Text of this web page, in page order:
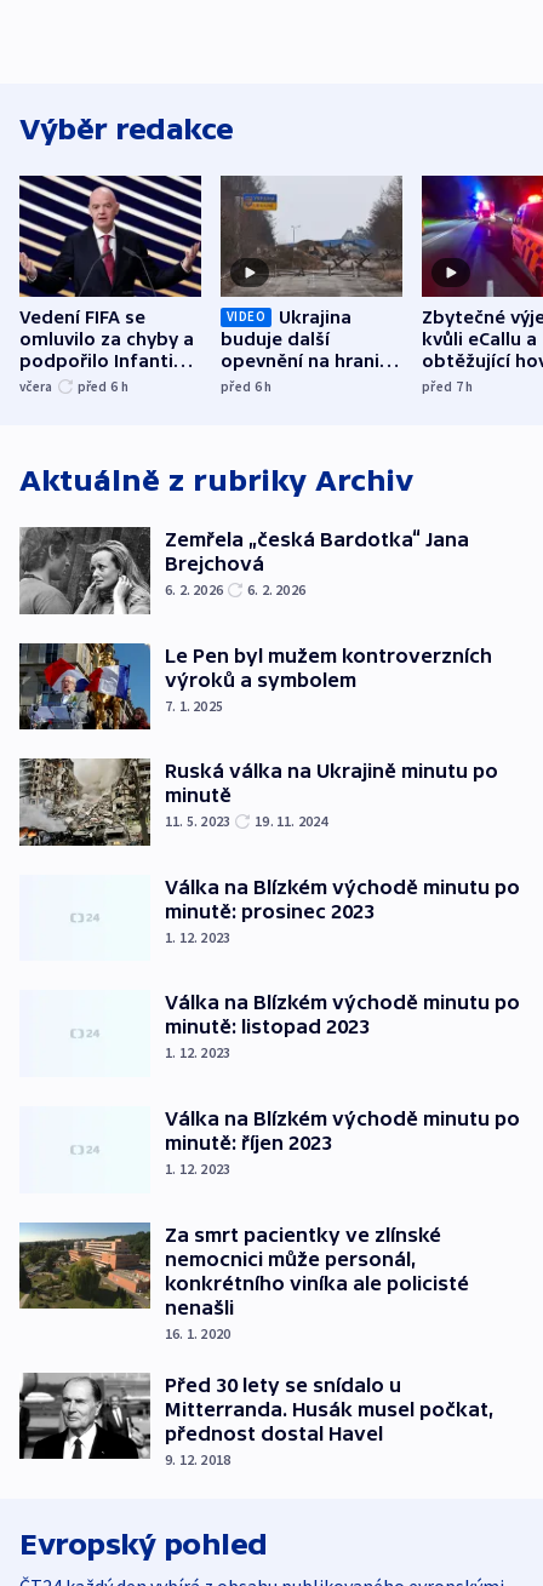
Výběr redakce
Vedení FIFA se
omluvilo za chyby a
podpořilo Infantina.
UEFA trvá na
včera před 6 h
VIDEO
Ukrajina
buduje další
opevnění na hranici
s Běloruskem
před 6h
Zbytečné
kvůli eCallu a
obtěžující
zdržují
před 7h
Aktuálně z rubriky Archiv
Zemřela „česká Bardotka“ Jana
Brejchová
6. 2. 2026 6. 2. 2026
Le Pen byl mužem kontroverzních
výroků a symbolem
7. 1. 2025
Ruská válka na Ukrajině minutu po
minutě
11. 5. 2023 19. 11. 2024
Válka na Blízkém východě minutu po
minutě: prosinec 2023
1. 12. 2023
Válka na Blízkém východě minutu po
minutě: listopad 2023
1. 12. 2023
Válka na Blízkém východě minutu po
minutě: říjen 2023
1. 12. 2023
Za smrt pacientky ve zlínské
nemocnici může personál,
konkrétního viníka ale policisté
nenašli
16. 1. 2020
Před 30 lety se snídalo u
Mitterranda. Husák musel počkat,
přednost dostal Havel
9. 12. 2018
Evropský pohled